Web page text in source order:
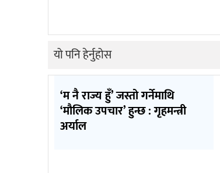
यो पनि हेर्नुहोस
‘म नै राज्य हुँ’ जस्तो गर्नेमाथि
‘मौलिक उपचार’ हुन्छ : गृहमन्त्री
अर्याल